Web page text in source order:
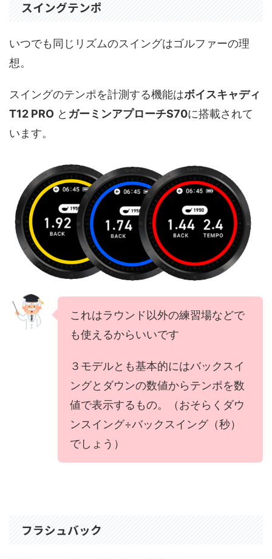
スイングテンポ
いつでも同じリズムのスイングはゴルファーの理
想。
スイングのテンポを計測する機能はボイスキャディ
T12 PRO と ガーミンアプローチS70に搭載されて
います。
これはラウンド以外の練習場などで
も使えるからいいです
３モデルとも基本的にはバックスイ
ングとダウンの数値からテンポを数
値で表示するもの。（おそらくダウ
ンスイング÷バックスイング（秒）
でしょう）
フラシュバック